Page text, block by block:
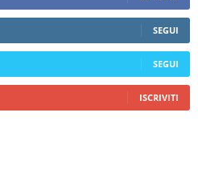
SEGUI
SEGUI
ISCRIVITI